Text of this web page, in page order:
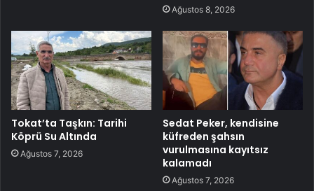
Ağustos 8, 2026
Tokat’ta Taşkın: Tarihi
Köprü Su Altında
Ağustos 7, 2026
Sedat Peker, kendisine
küfreden şahsın
vurulmasına kayıtsız
kalamadı
Ağustos 7, 2026